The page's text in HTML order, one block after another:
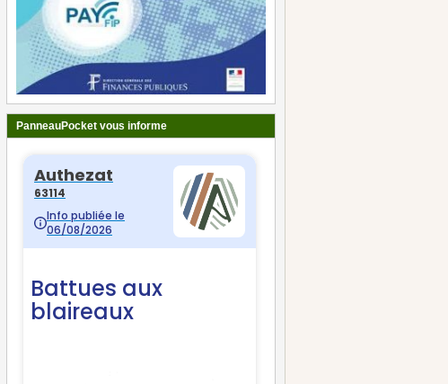
PanneauPocket vous informe